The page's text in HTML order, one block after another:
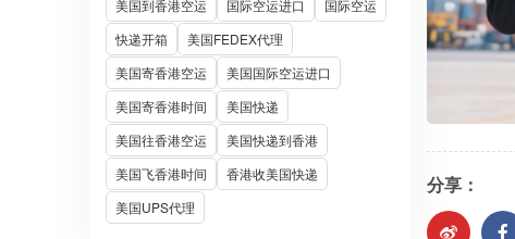
美国到香港空运
国际空运进口
国际空运
快递开箱
美国FEDEX代理
美国寄香港空运
美国国际空运进口
美国寄香港时间
美国快递
美国往香港空运
美国快递到香港
美国飞香港时间
香港收美国快递
美国UPS代理
分享：